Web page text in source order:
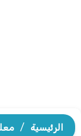
الرئيسية /